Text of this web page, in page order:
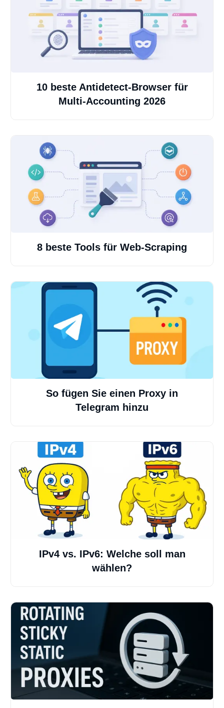
10 beste Antidetect-Browser für
Multi-Accounting 2026
8 beste Tools für Web-Scraping
So fügen Sie einen Proxy in
Telegram hinzu
IPv4 vs. IPv6: Welche soll man
wählen?